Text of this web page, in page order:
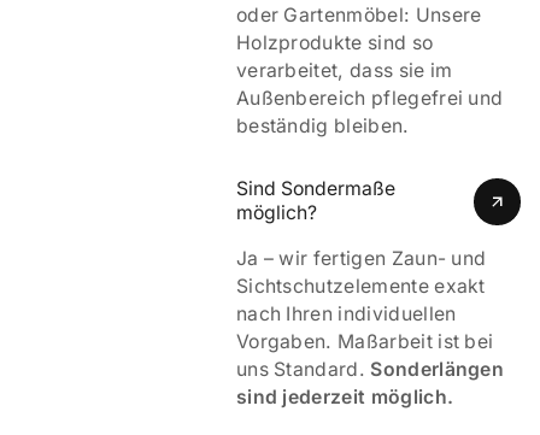
oder Gartenmöbel: Unsere
Holzprodukte sind so
verarbeitet, dass sie im
Außenbereich pflegefrei und
beständig bleiben.
Sind Sondermaße
möglich?
Ja – wir fertigen Zaun- und
Sichtschutzelemente exakt
nach Ihren individuellen
Vorgaben. Maßarbeit ist bei
uns Standard. Sonderlängen
sind jederzeit möglich.